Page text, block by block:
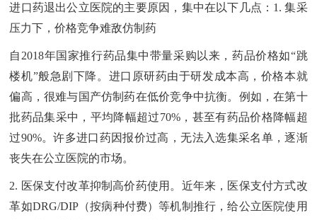
进口药退出公立医院的主要原因，集中在以下几点：1. 集采
压力下，价格竞争难敌仿制药
自2018年国家推行药品集中带量采购以来，药品价格如“跳
楼机”般急剧下降。进口原研药由于研发成本高，价格本就
偏高，很难与国产仿制药在低价竞争中抗衡。例如，在第十
批药品集采中，平均降幅超过70%，甚至有药品价格降幅超
过90%。许多进口药因报价过高，无法入选集采名单，逐渐
丧失在公立医院的市场。
2. 医保支付改革抑制高价药使用。近年来，医保支付方式改
革如DRG/DIP（按病种付费）等机制推行，给公立医院使用